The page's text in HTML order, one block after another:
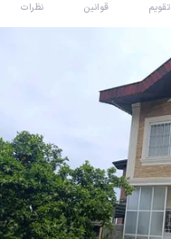
تقویم قوانین نظرات